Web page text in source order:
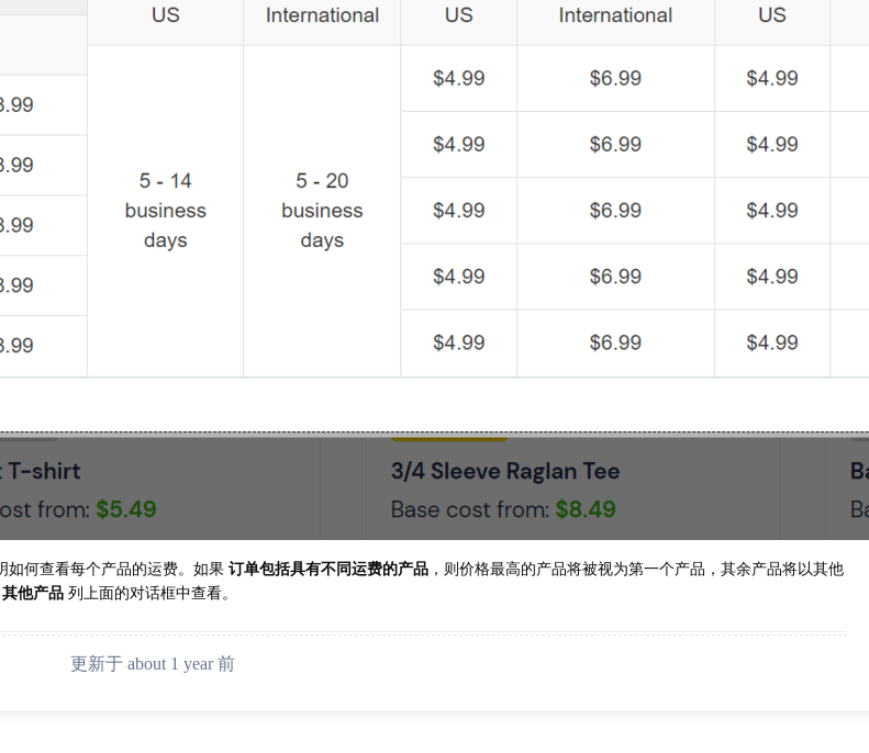
如何查看每个产品的运费。如果 订单包括具有不同运费的产品 ，则价格最高的产品将被视为第一个产品，其余产品将以其他
其他产品 列上面的对话框中查看。
更新于 about 1 year 前